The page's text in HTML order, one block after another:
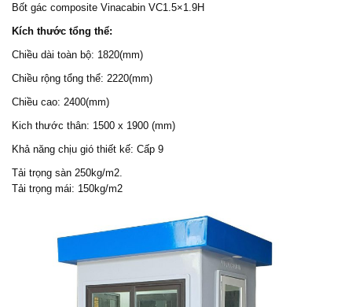
Bốt gác composite Vinacabin VC1.5×1.9H
Kích thước tổng thể:
Chiều dài toàn bộ: 1820(mm)
Chiều rộng tổng thể: 2220(mm)
Chiều cao: 2400(mm)
Kich thước thân: 1500 x 1900 (mm)
Khả năng chịu gió thiết kế: Cấp 9
Tải trọng sàn 250kg/m2.
Tải trọng mái: 150kg/m2